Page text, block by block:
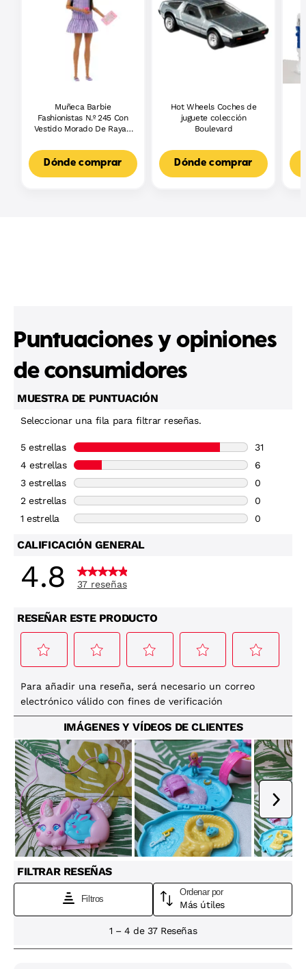
Muñeca Barbie
Fashionistas N.º 245 Con
Vestido Morado De Rayas,
Con Accesorios
Dónde comprar
Hot Wheels Coches de
juguete colección
Boulevard
Dónde comprar